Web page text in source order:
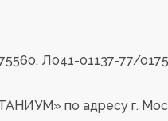
Л041-01137-77/
по адресу г.